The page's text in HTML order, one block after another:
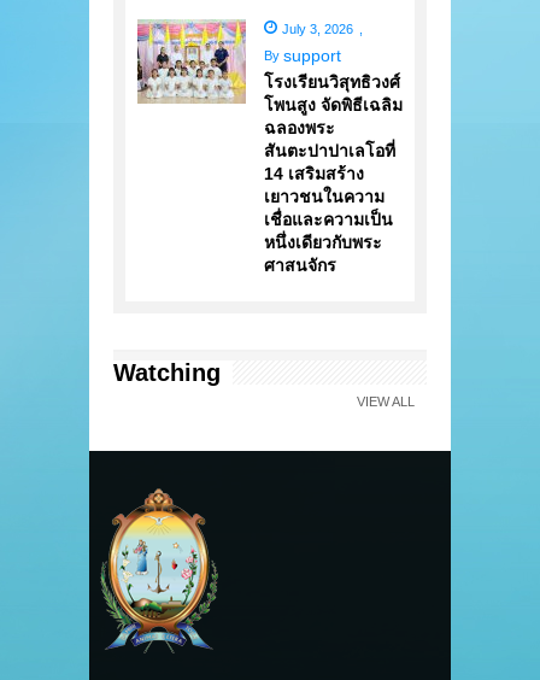
July 3, 2026
By support
โรงเรียนวิสุทธิวงศ์
โพนสูง จัดพิธีเฉลิม
ฉลองพระ
สันตะปาปาเลโอที่
14 เสริมสร้าง
เยาวชนในความ
เชื่อและความเป็น
หนึ่งเดียวกับพระ
ศาสนจักร
Watching
VIEW ALL